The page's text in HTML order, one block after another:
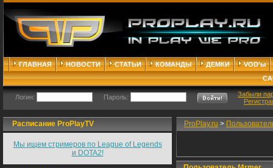
ГЛАВНАЯ НОВОСТИ СТАТЬИ КОМАНДЫ ДЕМКИ
VOD'ы
Логин: Пароль:
Забыли
Расписание ProPlayTV
Мы ищем стримеров по League of Legends
и DOTA2!
ProPlay.ru >